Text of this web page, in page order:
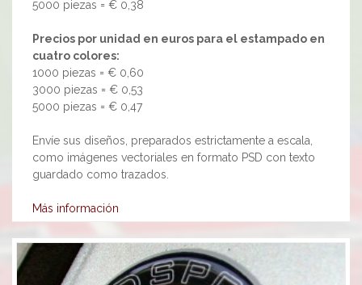
5000 piezas = € 0,38
Precios por unidad en euros para el estampado en
cuatro colores:
1000 piezas = € 0,60
3000 piezas = € 0,53
5000 piezas = € 0,47
Envíe sus diseños, preparados estrictamente a escala,
como imágenes vectoriales en formato PSD con texto
guardado como trazados.
Más información